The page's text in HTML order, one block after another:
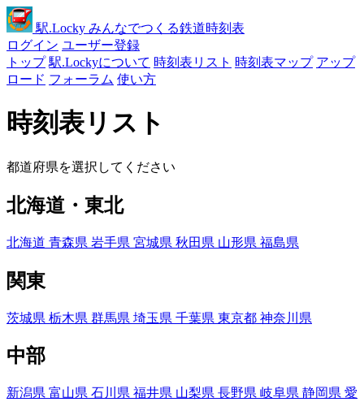
駅.Locky みんなでつくる鉄道時刻表
ログイン ユーザー登録
トップ 駅.Lockyについて 時刻表リスト 時刻表マップ アップ
ロード フォーラム 使い方
時刻表リスト
都道府県を選択してください
北海道・東北
北海道 青森県 岩手県 宮城県 秋田県 山形県 福島県
関東
茨城県 栃木県 群馬県 埼玉県 千葉県 東京都 神奈川県
中部
新潟県 富山県 石川県 福井県 山梨県 長野県 岐阜県 静岡県 愛